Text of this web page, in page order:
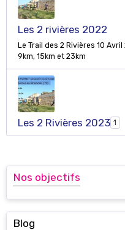
Les 2 rivières 2022
Le Trail des 2 Rivières 10
9km, 15km et 23km
Les 2 Rivières 2023 1
Nos objectifs
Blog